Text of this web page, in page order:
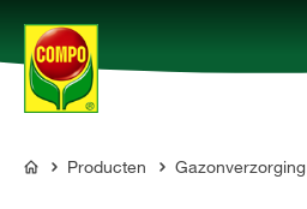
Producten
COMPO
Producten Gazonverzorging